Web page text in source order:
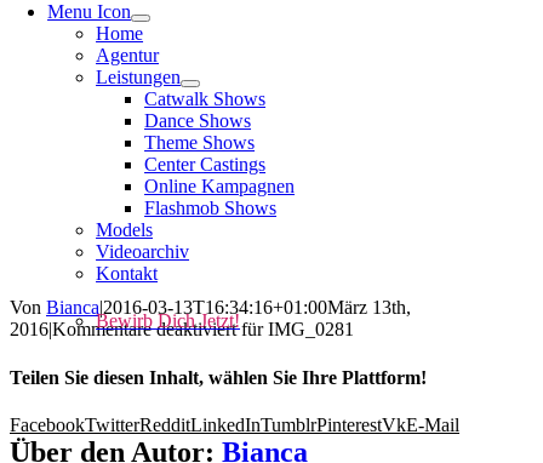
Menu Icon
Home
Agentur
Leistungen
Catwalk Shows
Dance Shows
Theme Shows
Center Castings
Online Kampagnen
Flashmob Shows
Models
Videoarchiv
Kontakt
Bewirb Dich Jetzt!
Von Bianca|2016-03-13T16:34:16+01:00März 13th,
2016|Kommentare deaktiviertfür IMG_0281
Teilen Sie diesen Inhalt, wählen Sie Ihre Plattform!
FacebookTwitterRedditLinkedInTumblrPinterestVkE-Mail
Über den Autor: Bianca